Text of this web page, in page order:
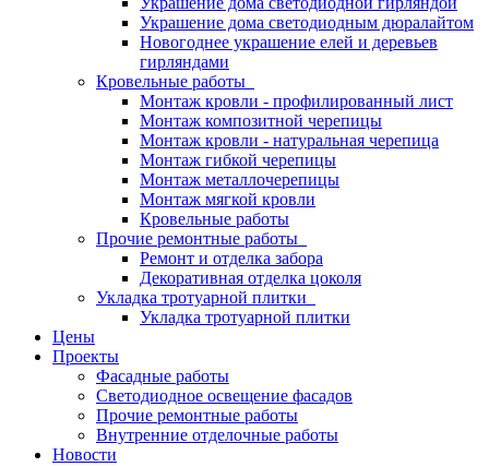
Украшение дома светодиодным дюралайтом
Новогоднее украшение елей и деревьев
гирляндами
Кровельные работы
Монтаж кровли - профилированный лист
Монтаж композитной черепицы
Монтаж кровли - натуральная черепица
Монтаж гибкой черепицы
Монтаж металлочерепицы
Монтаж мягкой кровли
Кровельные работы
Прочие ремонтные работы
Ремонт и отделка забора
Декоративная отделка цоколя
Укладка тротуарной плитки
Укладка тротуарной плитки
Цены
Проекты
Фасадные работы
Светодиодное освещение фасадов
Прочие ремонтные работы
Внутренние отделочные работы
Новости